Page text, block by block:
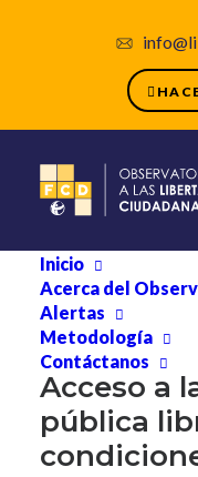
Inicio
Acerca del
Alertas
Metodología
Contáctanos
Acceso a
pública